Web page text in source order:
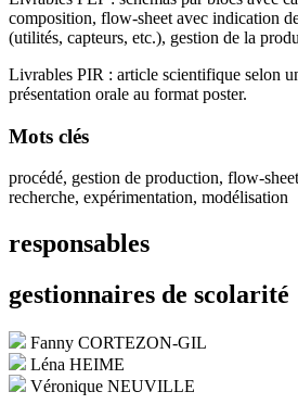
composition, flow-sheet avec indication
(utilités, capteurs, etc.), gestion de la
Livrables PIR : article scientifique selon
présentation orale au format poster.
Mots clés
procédé, gestion de production, flow-
recherche, expérimentation, modélisation
responsables
gestionnaires de scolarité
Fanny CORTEZON-GIL
Léna HEIME
Véronique NEUVILLE